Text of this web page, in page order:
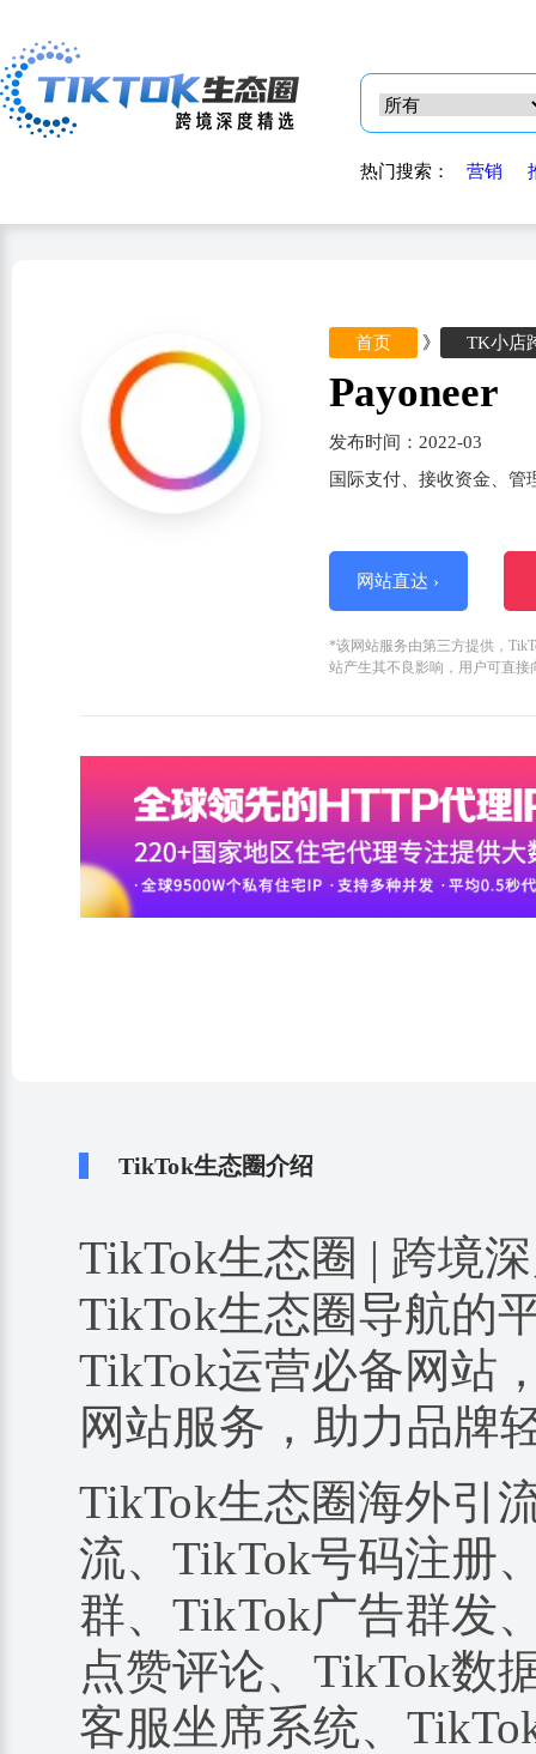
热门搜索： 营销
首页 》 TK小店
Payoneer
发布时间：2022-03
国际支付、接收资金、管
网站直达 ›
*该网站服务由第三方提供，
站产生其不良影响，用户可直
TikTok生态圈介绍
TikTok生态圈 | 跨境
TikTok生态圈导航的
TikTok运营必备网站
网站服务，助力品牌
TikTok生态圈海外引
流、TikTok号码注册
群、TikTok广告群发
点赞评论、TikTok数
客服坐席系统、